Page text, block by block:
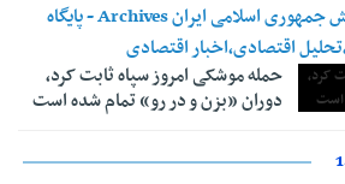
معاون هماهنگ کننده ارتش جمهوری اسلامی ایران Archives - پایگاه
اقتصادی،اخبار اقتصادی
حمله موشکی امروز سپاه ثابت کرد،
دوران «بزن و در رو» تمام شده است